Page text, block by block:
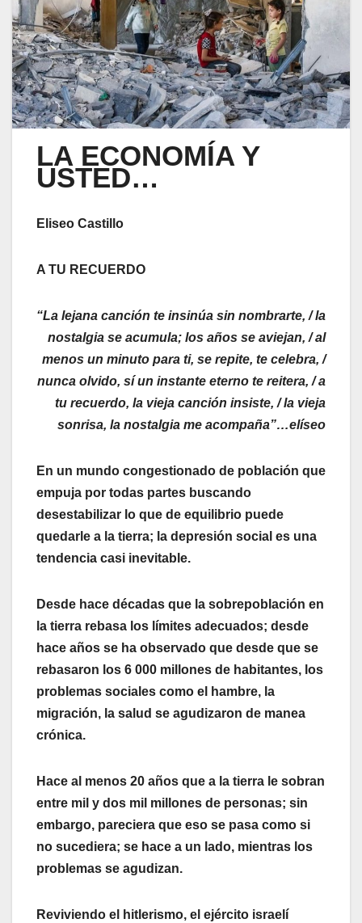
LA ECONOMÍA Y
USTED…
Eliseo Castillo
A TU RECUERDO
“La lejana canción te insinúa sin nombrarte, / la
nostalgia se acumula; los años se aviejan, / al
menos un minuto para ti, se repite, te celebra, /
nunca olvido, sí un instante eterno te reitera, / a
tu recuerdo, la vieja canción insiste, / la vieja
sonrisa, la nostalgia me acompaña”…elíseo
En un mundo congestionado de población que
empuja por todas partes buscando
desestabilizar lo que de equilibrio puede
quedarle a la tierra; la depresión social es una
tendencia casi inevitable.
Desde hace décadas que la sobrepoblación en
la tierra rebasa los límites adecuados; desde
hace años se ha observado que desde que se
rebasaron los 6 000 millones de habitantes, los
problemas sociales como el hambre, la
migración, la salud se agudizaron de manea
crónica.
Hace al menos 20 años que a la tierra le sobran
entre mil y dos mil millones de personas; sin
embargo, pareciera que eso se pasa como si
no sucediera; se hace a un lado, mientras los
problemas se agudizan.
Reviviendo el hitlerismo, el ejército israelí